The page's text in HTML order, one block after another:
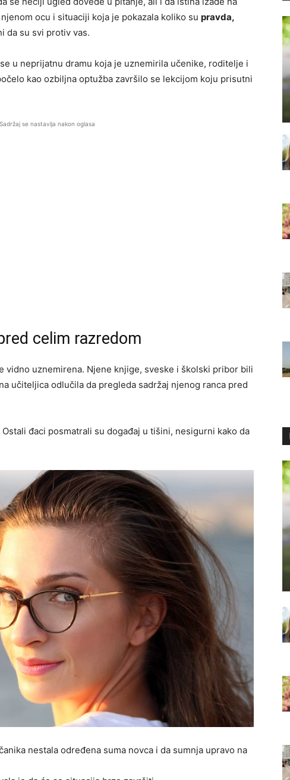
ocu i situaciji koja je pokazala koliko su pravda,
da su svi protiv vas.
u neprijatnu dramu koja je uznemirila učenike, roditelje i
kao ozbiljna optužba završilo se lekcijom koju prisutni
Sadržaj se nastavlja nakon oglasa
celim razredom
vidno uznemirena. Njene knjige, sveske i školski pribor bili
učiteljica odlučila da pregleda sadržaj njenog ranca pred
đaci posmatrali su događaj u tišini, nesigurni kako da
nestala određena suma novca i da sumnja upravo na